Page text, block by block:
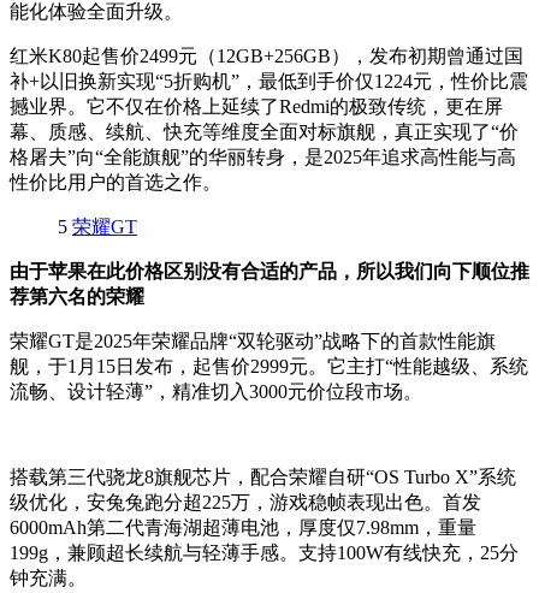
能化体验全面升级。
红米K80起售价2499元（12GB+256GB），发布初期曾通过国
补+以旧换新实现“5折购机”，最低到手价仅1224元，性价比震
撼业界。它不仅在价格上延续了Redmi的极致传统，更在屏
幕、质感、续航、快充等维度全面对标旗舰，真正实现了“价
格屠夫”向“全能旗舰”的华丽转身，是2025年追求高性能与高
性价比用户的首选之作。
5 荣耀GT
由于苹果在此价格区别没有合适的产品，所以我们向下顺位推
荐第六名的荣耀
荣耀GT是2025年荣耀品牌“双轮驱动”战略下的首款性能旗
舰，于1月15日发布，起售价2999元。它主打“性能越级、系统
流畅、设计轻薄”，精准切入3000元价位段市场。
搭载第三代骁龙8旗舰芯片，配合荣耀自研“OS Turbo X”系统
级优化，安兔兔跑分超225万，游戏稳帧表现出色。首发
6000mAh第二代青海湖超薄电池，厚度仅7.98mm，重量
199g，兼顾超长续航与轻薄手感。支持100W有线快充，25分
钟充满。